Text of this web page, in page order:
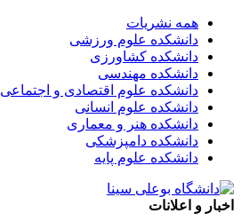
همه نشریات
دانشکده علوم ورزشی
دانشکده کشاورزی
دانشکده مهندسی
دانشکده علوم اقتصادی و اجتماعی
دانشکده علوم انسانی
دانشکده هنر و معماری
دانشکده دامپزشکی
دانشکده علوم پایه
اخبار و اعلانات